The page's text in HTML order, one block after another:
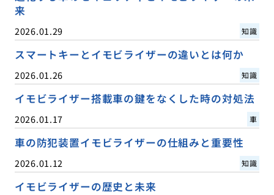
来
2026.01.29 知識
スマートキーとイモビライザーの違いとは何か
2026.01.26 知識
イモビライザー搭載車の鍵をなくした時の対処法
2026.01.17 車
車の防犯装置イモビライザーの仕組みと重要性
2026.01.12 知識
イモビライザーの歴史と未来